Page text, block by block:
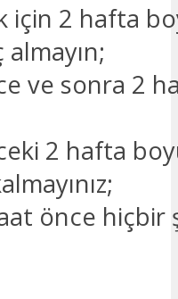
için 2 hafta
ve sonra 2
2 hafta
önce hiçbir